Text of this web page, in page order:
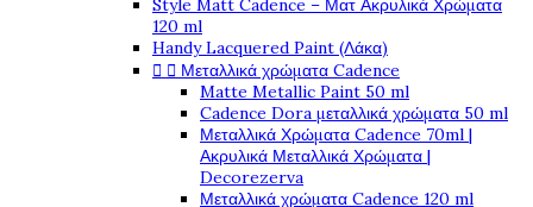
Style Matt Cadence – Ματ Ακρυλικά Χρώματα
120 ml
Handy Lacquered Paint (Λάκα)
  Μεταλλικά χρώματα Cadence
Matte Metallic Paint 50 ml
Cadence Dora μεταλλικά χρώματα 50 ml
Μεταλλικά Χρώματα Cadence 70ml |
Ακρυλικά Μεταλλικά Χρώματα |
Decorezerva
Μεταλλικά χρώματα Cadence 120 ml